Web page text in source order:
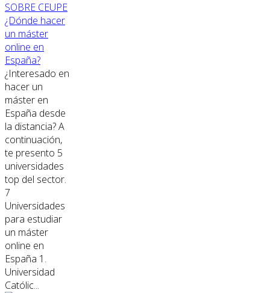
SOBRE CEUPE
¿Dónde hacer
un máster
online en
España?
¿Interesado en
hacer un
máster en
España desde
la distancia? A
continuación,
te presento 5
universidades
top del sector.
7
Universidades
para estudiar
un máster
online en
España 1.
Universidad
Católic...